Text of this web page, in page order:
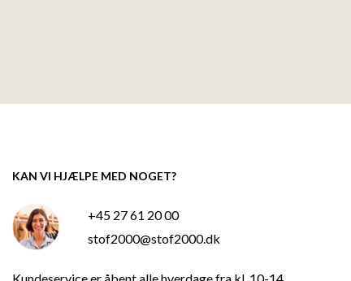
KAN VI HJÆLPE MED NOGET?
+45 27 61 20 00
stof2000@stof2000.dk